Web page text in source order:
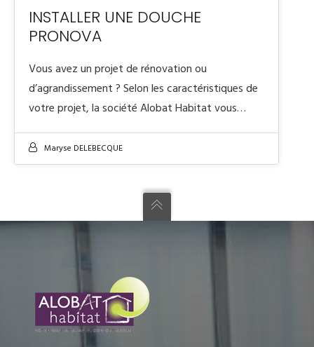
INSTALLER UNE DOUCHE
PRONOVA
Vous avez un projet de rénovation ou
d’agrandissement ? Selon les caractéristiques de
votre projet, la société Alobat Habitat vous…
Maryse DELEBECQUE